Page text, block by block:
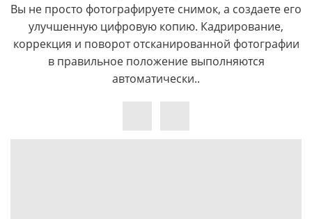
Вы не просто фотографируете снимок, а создаете его
улучшенную цифровую копию. Кадрирование,
коррекция и поворот отсканированной фотографии
в правильное положение выполняются
автоматически..